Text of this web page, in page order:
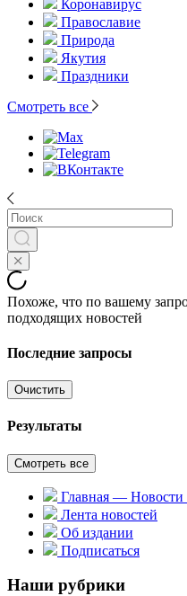
Коронавирус
Православие
Природа
Якутия
Праздники
Смотреть все
Похоже, что по вашему
подходящих новостей
Последние запросы
Очистить
Результаты
Смотреть все
Главная —
Лента новостей
Об издании
Подписаться
Наши рубрики